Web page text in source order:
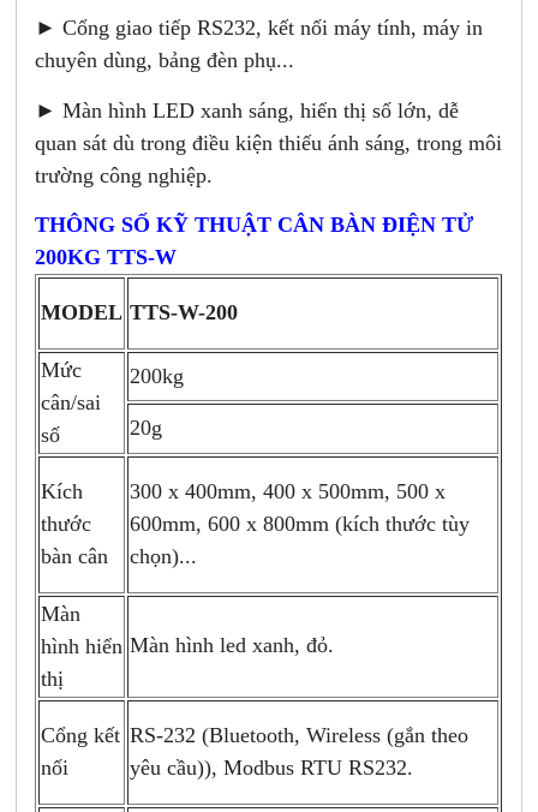
► Cổng giao tiếp RS232, kết nối máy tính, máy in
chuyên dùng, bảng đèn phụ...
► Màn hình LED xanh sáng, hiển thị số lớn, dễ
quan sát dù trong điều kiện thiếu ánh sáng, trong môi
trường công nghiệp.
THÔNG SỐ KỸ THUẬT CÂN BÀN ĐIỆN TỬ
200KG TTS-W
MODEL TTS-W-200
Mức
cân/sai
số
200kg
20g
Kích
thước
bàn cân
300 x 400mm, 400 x 500mm, 500 x
600mm, 600 x 800mm (kích thước tùy
chọn)...
Màn
hình hiển
thị
Màn hình led xanh, đỏ.
Cổng kết
nối
RS-232 (Bluetooth, Wireless (gắn theo
yêu cầu)),Modbus RTU RS232.